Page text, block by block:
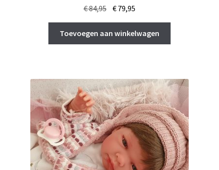
€84,95 Oorspronkelijke
was:
€ 84,95.
€ 79,95
is:
€ 79,95.
Toevoegen aan winkelwagen